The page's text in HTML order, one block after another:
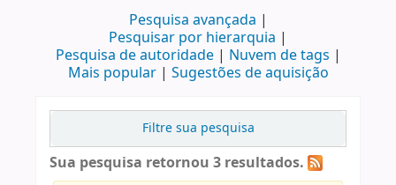
Pesquisa avançada
Pesquisar por hierarquia
Pesquisa de autoridade
Nuvem de tags
Mais popular
Sugestões de aquisição
Filtre sua pesquisa
Sua pesquisa retornou 3 resultados.